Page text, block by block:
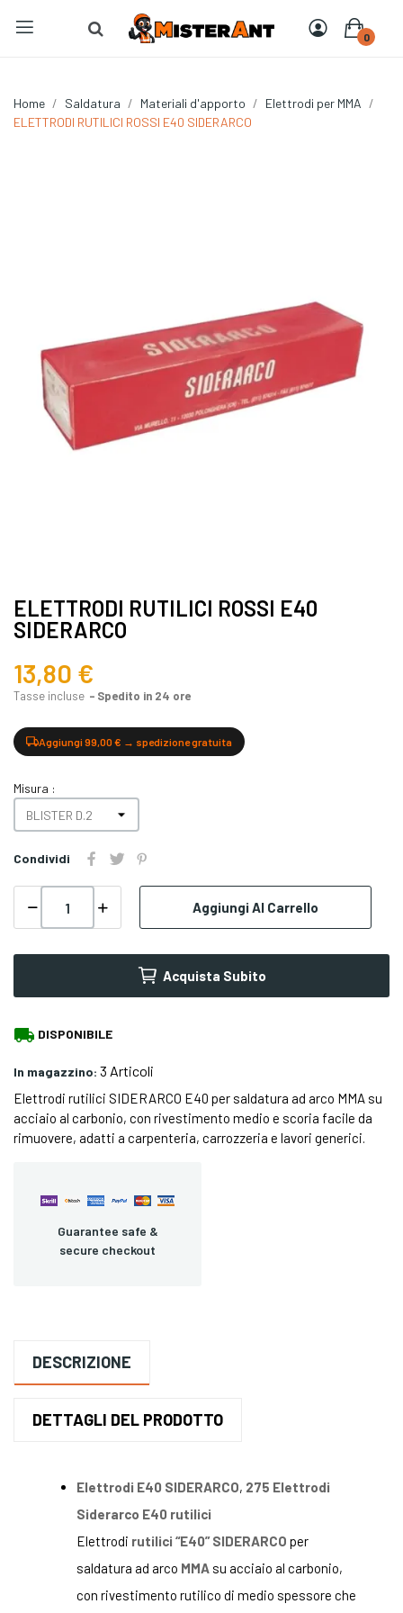
0
Home Saldatura Materiali d'apporto
Elettrodi per MMA
ELETTRODI RUTILICI ROSSI E40 SIDERARCO
ELETTRODI RUTILICI ROSSI E40
SIDERARCO
13,80 €
Tasse incluse Spedito in 24 ore
Aggiungi 99,00 € → spedizione gratuita
Misura :
Condividi
Aggiungi Al Carrello
Acquista Subito
local_shipping DISPONIBILE
In magazzino: 3 Articoli
Elettrodi rutilici SIDERARCO E40 per saldatura ad arco MMA su
acciaio al carbonio, con rivestimento medio e scoria facile da
rimuovere, adatti a carpenteria, carrozzeria e lavori generici.
Guarantee safe &
secure checkout
DESCRIZIONE
DETTAGLI DEL PRODOTTO
Elettrodi E40 SIDERARCO, 275 Elettrodi
Siderarco E40 rutilici
Elettrodi rutilici “E40” SIDERARCO per
saldatura ad arco MMA su acciaio al carbonio,
con rivestimento rutilico di medio spessore che